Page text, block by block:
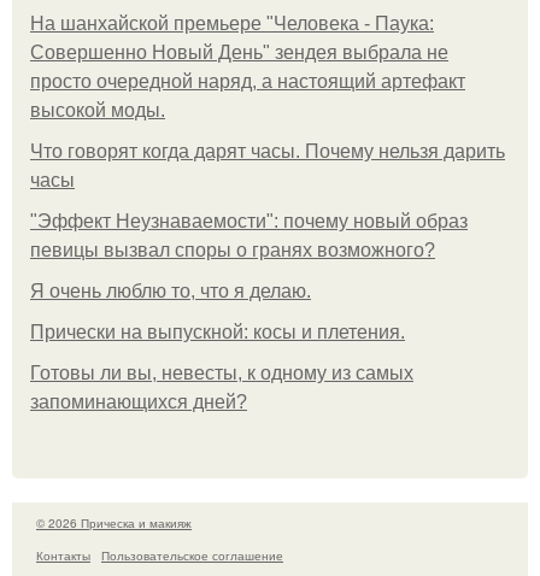
На шанхайской премьере "Человека - Паука:
Совершенно Новый День" зендея выбрала не
просто очередной наряд, а настоящий артефакт
высокой моды.
Что говорят когда дарят часы. Почему нельзя дарить
часы
"Эффект Неузнаваемости": почему новый образ
певицы вызвал споры о гранях возможного?
Я очень люблю то, что я делаю.
Прически на выпускной: косы и плетения.
Готовы ли вы, невесты, к одному из самых
запоминающихся дней?
© 2026 Прическа и макияж
Контакты
Пользовательское соглашение